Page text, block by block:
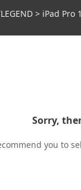
> iPad Pro
Sorry,
you to